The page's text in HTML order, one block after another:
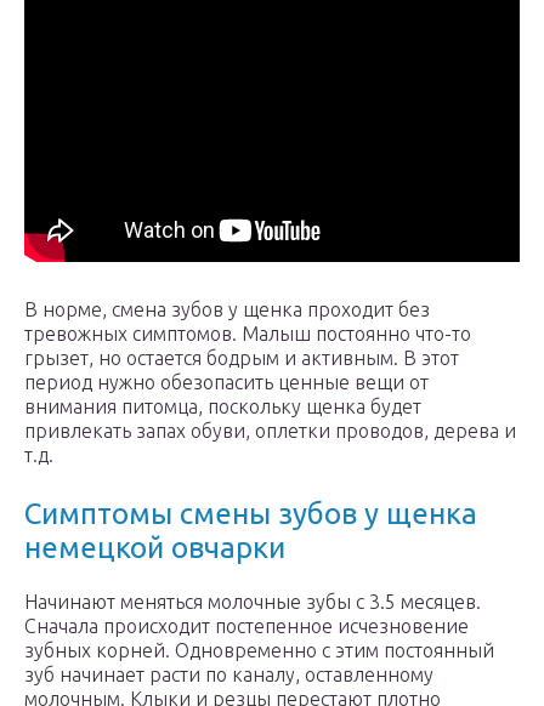
В норме, смена зубов у щенка проходит без
тревожных симптомов. Малыш постоянно что-то
грызет, но остается бодрым и активным. В этот
период нужно обезопасить ценные вещи от
внимания питомца, поскольку щенка будет
привлекать запах обуви, оплетки проводов, дерева и
т.д.
Симптомы смены зубов у щенка
немецкой овчарки
Начинают меняться молочные зубы с 3.5 месяцев.
Сначала происходит постепенное исчезновение
зубных корней. Одновременно с этим постоянный
зуб начинает расти по каналу, оставленному
молочным. Клыки и резцы перестают плотно